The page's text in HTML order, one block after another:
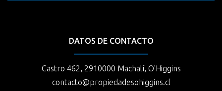
DATOS DE CONTACTO
Castro 462, 2910000 Machalí, O'Higgins
contacto@propiedadesohiggins.cl